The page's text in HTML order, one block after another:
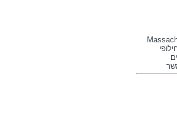
לתעשייה
במשק